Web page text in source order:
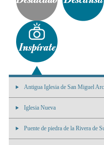
Antigua Iglesia de San Miguel
Iglesia Nueva
Puente de piedra de la Rivera de